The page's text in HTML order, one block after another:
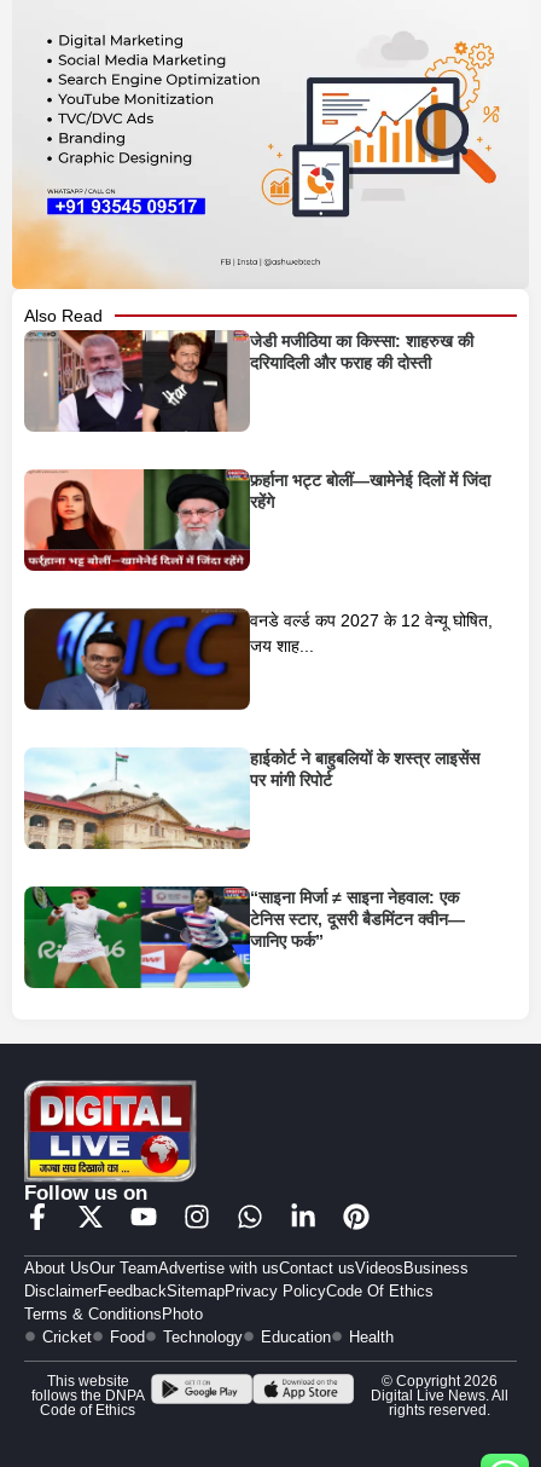
Also Read
जेडी मजीठिया का किस्सा: शाहरुख की
दरियादिली और फराह की दोस्ती
फर्र्हाना भट्ट बोलीं—खामेनेई दिलों में जिंदा
रहेंगे
वनडे वर्ल्ड कप 2027 के 12 वेन्यू घोषित,
जय शाह...
हाईकोर्ट ने बाहुबलियों के शस्त्र लाइसेंस
पर मांगी रिपोर्ट
“साइना मिर्जा ≠ साइना नेहवाल: एक
टेनिस स्टार, दूसरी बैडमिंटन क्वीन—
जानिए फर्क”
Follow us on
About UsOur TeamAdvertise with usContact usVideos Business
DisclaimerFeedbackSitemapPrivacy PolicyCode Of Ethics
Terms & Conditions Photo
Cricket
Food Technology Education Health
This website
follows the DNPA
Code of Ethics
© Copyright 2026
Digital Live News. All
rights reserved.